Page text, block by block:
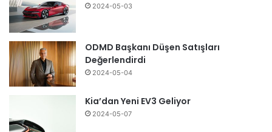
2024-05-03
ODMD Başkanı Düşen Satışları
Değerlendirdi
2024-05-04
Kia’dan Yeni EV3 Geliyor
2024-05-07